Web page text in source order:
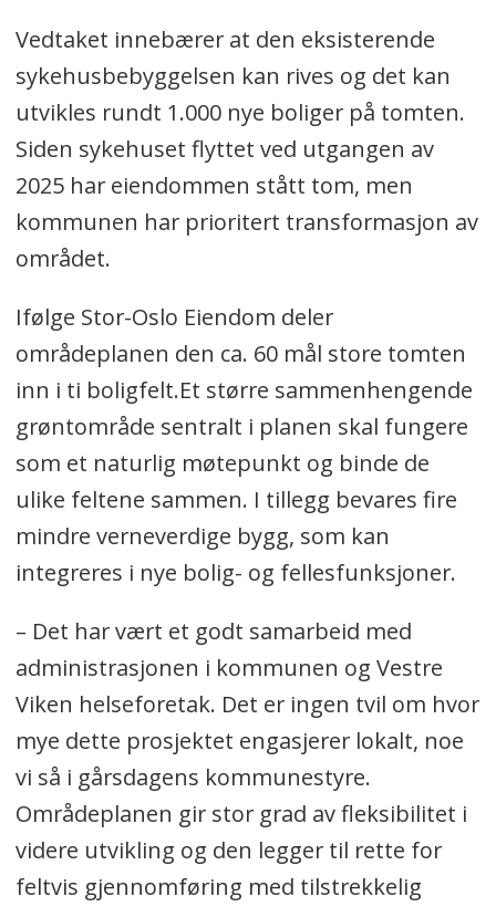
Vedtaket innebærer at den eksisterende
sykehusbebyggelsen kan rives og det kan
utvikles rundt 1.000 nye boliger på tomten.
Siden sykehuset flyttet ved utgangen av
2025 har eiendommen stått tom, men
kommunen har prioritert transformasjon av
området.
Ifølge Stor-Oslo Eiendom deler
områdeplanen den ca. 60 mål store tomten
inn i ti boligfelt.Et større sammenhengende
grøntområde sentralt i planen skal fungere
som et naturlig møtepunkt og binde de
ulike feltene sammen. I tillegg bevares fire
mindre verneverdige bygg, som kan
integreres i nye bolig- og fellesfunksjoner.
– Det har vært et godt samarbeid med
administrasjonen i kommunen og Vestre
Viken helseforetak. Det er ingen tvil om hvor
mye dette prosjektet engasjerer lokalt, noe
vi så i gårsdagens kommunestyre.
Områdeplanen gir stor grad av fleksibilitet i
videre utvikling og den legger til rette for
feltvis gjennomføring med tilstrekkelig